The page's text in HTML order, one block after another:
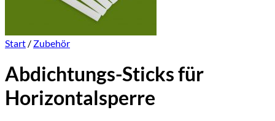
Start / Zubehör
Abdichtungs-Sticks für
Horizontalsperre